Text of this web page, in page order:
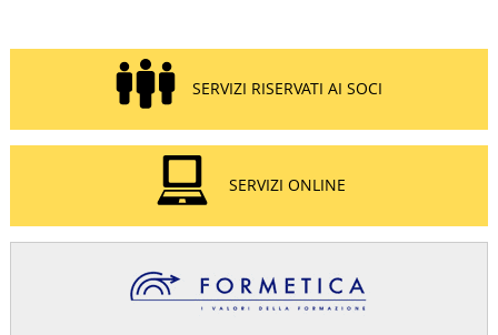
SERVIZI RISERVATI AI SOCI
SERVIZI ONLINE